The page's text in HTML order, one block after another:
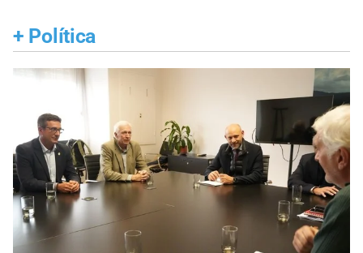
+ Política